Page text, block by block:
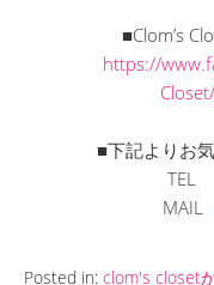
■Clom’s
https://
■下記よりお
TEL
MAIL
Posted in: clom's closet